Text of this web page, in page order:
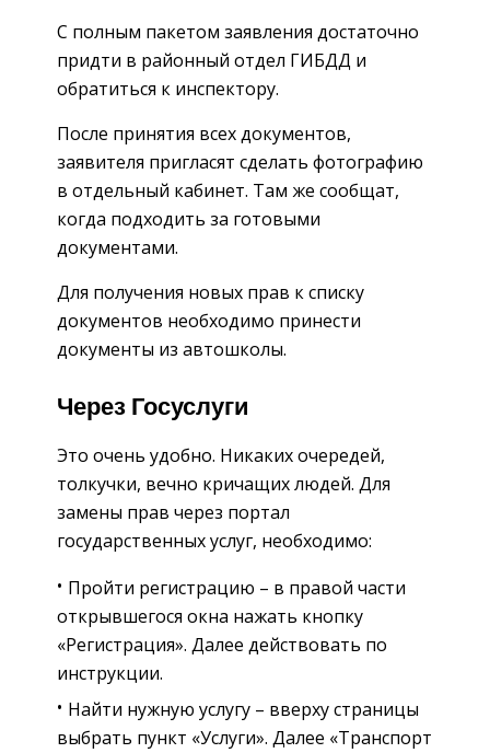
С полным пакетом заявления достаточно
придти в районный отдел ГИБДД и
обратиться к инспектору.
После принятия всех документов,
заявителя пригласят сделать фотографию
в отдельный кабинет. Там же сообщат,
когда подходить за готовыми
документами.
Для получения новых прав к списку
документов необходимо принести
документы из автошколы.
Через Госуслуги
Это очень удобно. Никаких очередей,
толкучки, вечно кричащих людей. Для
замены прав через портал
государственных услуг, необходимо:
Пройти регистрацию – в правой части
открывшегося окна нажать кнопку
«Регистрация». Далее действовать по
инструкции.
Найти нужную услугу – вверху страницы
выбрать пункт «Услуги». Далее «Транспорт